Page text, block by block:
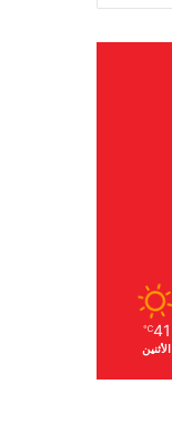
41
℃
الأثنين